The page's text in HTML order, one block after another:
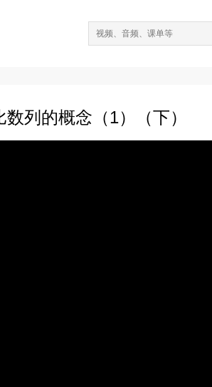
数列的概念（1）（下）